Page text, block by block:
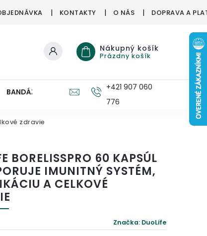
KONTAKTY O NÁS DOPRAVA A
Nákupný košík
Prázdny košík
BANDÁŽE, ORTÉZY ZDRAVÉ HUBY
+421 907 060
776
zdravie
BORELISSPRO 60 KAPSÚL
IMUNITNÝ SYSTÉM,
A CELKOVÉ
Značka: DuoLife